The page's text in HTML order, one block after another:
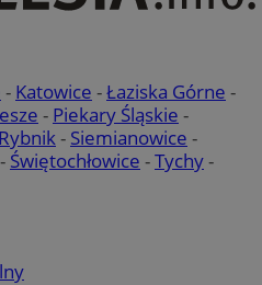
- Katowice -Łaziska Górne -
- Piekary Śląskie -
Rybnik- Siemianowice -
- Świętochłowice -Tychy-